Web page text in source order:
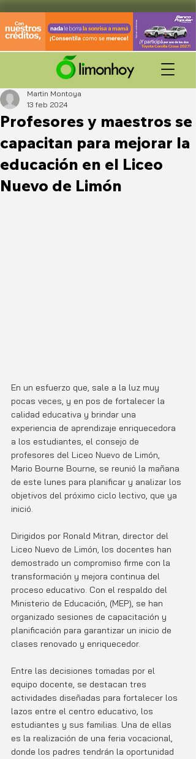
Profesores y maestros se
capacitan para mejorar la
educación en el Liceo
Nuevo de Limón
Martin Montoya
13 feb 2024
En un esfuerzo que, sale a la luz muy
pocas veces, y en pos de fortalecer la
calidad educativa y brindar una
experiencia de aprendizaje enriquecedora
a los estudiantes, el consejo de
profesores del Liceo Nuevo de Limón,
Mario Bourne Bourne, se reunió la mañana
de este lunes para planificar y analizar los
objetivos del próximo ciclo lectivo, que ya
inició.
Dirigidos por Ronald Mitran, director del
Liceo Nuevo de Limón, los docentes han
demostrado un compromiso firme con la
transformación y mejora continua del
proceso educativo. Con el respaldo del
Ministerio de Educación, (MEP), se han
organizado sesiones de capacitación y
planificación para garantizar un inicio de
clases renovado y enriquecedor.
Entre las decisiones tomadas por el
equipo docente, se destacan tres
actividades diseñadas para fortalecer los
lazos entre el centro educativo, los
estudiantes y sus familias. Una de ellas
es la realización de una feria vocacional,
donde los padres tendrán la oportunidad